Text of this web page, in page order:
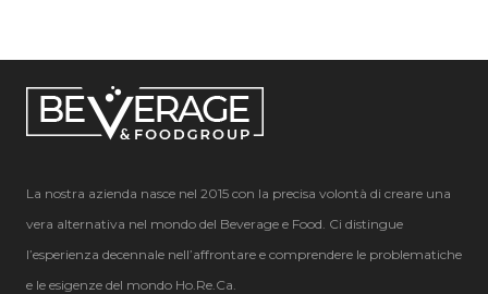
La nostra azienda nasce nel 2015 con la precisa volontà di creare una
vera alternativa nel mondo del Beverage e Food. Ci distingue
l’esperienza decennale nell’affrontare e comprendere le problematiche
e le esigenze del mondo Ho.Re.Ca.